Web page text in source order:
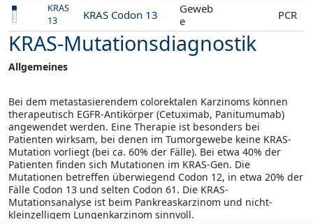
KRAS
13
KRAS Codon 13
Geweb
e
PCR
KRAS-Mutationsdiagnostik
Allgemeines
Bei dem metastasierendem colorektalen Karzinoms können
therapeutisch EGFR-Antikörper (Cetuximab, Panitumumab)
angewendet werden. Eine Therapie ist besonders bei
Patienten wirksam, bei denen im Tumorgewebe keine KRAS-
Mutation vorliegt (bei ca. 60% der Fälle). Bei etwa 40% der
Patienten finden sich Mutationen im KRAS-Gen. Die
Mutationen betreffen überwiegend Codon 12, in etwa 20% der
Fälle Codon 13 und selten Codon 61. Die KRAS-
Mutationsanalyse ist beim Pankreaskarzinom und nicht-
kleinzelligem Lungenkarzinom sinnvoll.